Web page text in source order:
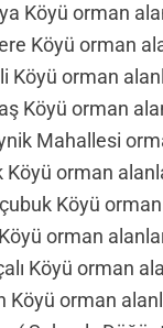
Köyü orman
Köyü orman
orman
Köyü orman
Mahallesi
orman
Köyü
orman
Köyü orman
orman